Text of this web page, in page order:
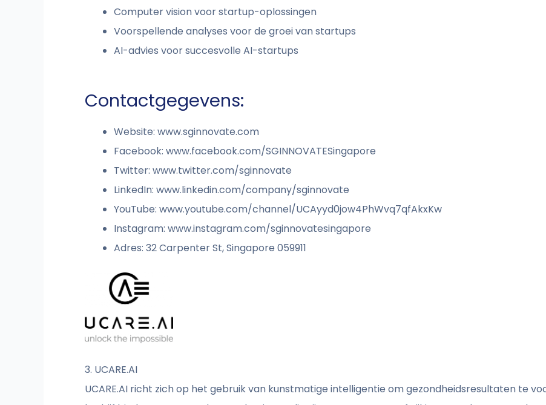
Computer vision voor startup-oplossingen
Voorspellende analyses voor de groei van startups
AI-advies voor succesvolle AI-startups
Contactgegevens:
Website: www.sginnovate.com
Facebook: www.facebook.com/SGINNOVATESingapore
Twitter: www.twitter.com/sginnovate
LinkedIn: www.linkedin.com/company/sginnovate
YouTube: www.youtube.com/channel/UCAyyd0jow4PhWvq7qfAkxKw
Instagram: www.instagram.com/sginnovatesingapore
Adres: 32 Carpenter St, Singapore 059911
3. UCARE.AI
UCARE.AI richt zich op het gebruik van kunstmatige intelligentie om gezondheidsresultaten te